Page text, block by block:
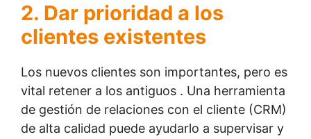
2. Dar prioridad a los
clientes existentes
Los nuevos clientes son importantes, pero es
vital retener a los antiguos . Una herramienta
de gestión de relaciones con el cliente (CRM)
de alta calidad puede ayudarlo a supervisar y